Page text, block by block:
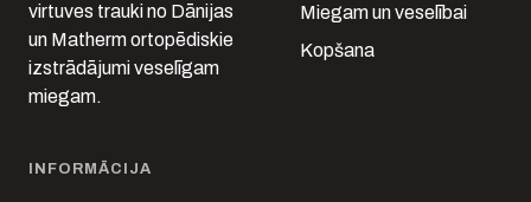
virtuves trauki no Dānijas
un Matherm ortopēdiskie
izstrādājumi veselīgam
miegam.
Miegam un veselībai
Kopšana
INFORMĀCIJA